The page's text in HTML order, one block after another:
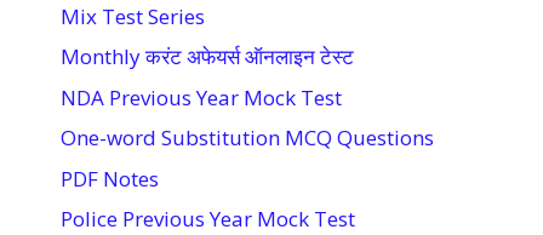
Mix Test Series
Monthly करंट अफेयर्स ऑनलाइन टेस्ट
NDA Previous Year Mock Test
One-word Substitution MCQ Questions
PDF Notes
Police Previous Year Mock Test